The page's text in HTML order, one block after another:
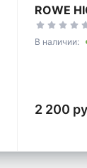
ROWE
В наличии:
2 200